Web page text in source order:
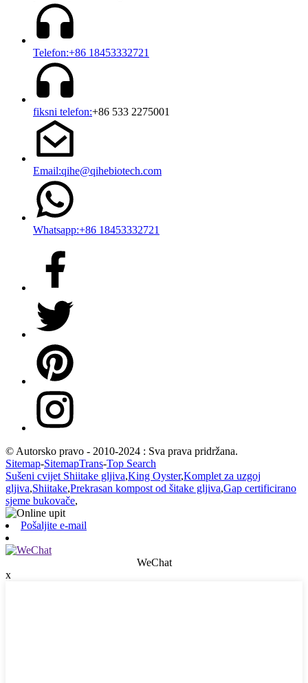
Telefon:+86 18453332721
fiksni telefon:+86 533 2275001
Email:qihe@qihebiotech.com
Whatsapp:+86 18453332721
© Autorsko pravo - 2010-2024 : Sva prava pridržana.
Sitemap-SitemapTrans-Top Search
Sušeni cvijet Shiitake gljiva,King Oyster,Komplet za uzgoj
gljiva,Shiitake,Prekrasan kompost od šitake gljiva,Gap certificirano
sjeme bukovače,
Pošaljite e-mail
WeChat
x